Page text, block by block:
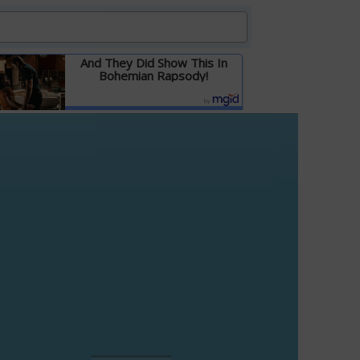
And They Did Show This In
Bohemian Rapsody!
Детальніше